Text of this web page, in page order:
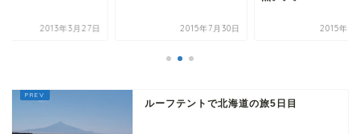
2013年3月27日 2015年7月30日 2015年7
ルーフテントで北海道の旅5日目